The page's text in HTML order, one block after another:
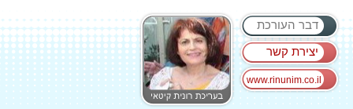
דבר העורכת
יצירת קשר
www.rinunim.co.il